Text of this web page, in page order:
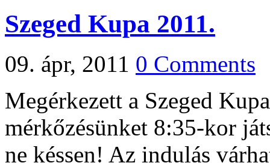
Szeged Kupa 2011.
09. ápr, 2011 0 Comments
Megérkezett a Szeged
mérkőzésünket 8:35-kor
ne késsen! Az indulás